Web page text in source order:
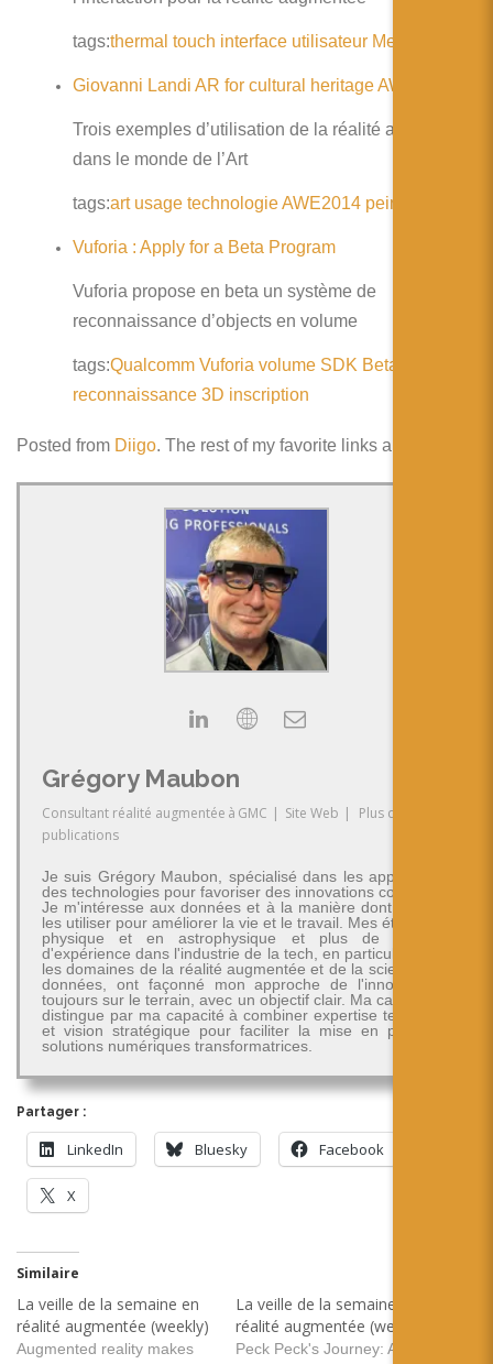
日本語
tags:thermal touch interface utilisateur Metaio
Giovanni Landi AR for cultural heritage AWE2014
Trois exemples d’utilisation de la réalité augmentée
dans le monde de l’Art
tags:art usage technologieAWE2014 peinture
Vuforia : Apply for a Beta Program
Vuforia propose en beta un système de
reconnaissance d’objects en volume
tags:Qualcomm Vuforia volume SDK Beta
reconnaissance 3D inscription
Posted from Diigo. The rest of my favorite links are
Grégory Maubon
Consultant réalité augmentée à GMC | Site Web |
Plus de
publications
Je suis Grégory Maubon, spécialisé dans les applications
des technologies pour favoriser des innovations concrètes.
Je m'intéresse aux données et à la manière dont on peut
les utiliser pour améliorer la vie et le travail. Mes études en
physique et en astrophysique et plus de 30 ans
d'expérience dans l'industrie de la tech, en particulier dans
les domaines de la réalité augmentée et de la science des
données, ont façonné mon approche de l'innovation -
toujours sur le terrain, avec un objectif clair. Ma carrière se
distingue par ma capacité à combiner expertise technique
et vision stratégique pour faciliter la mise en place de
solutions numériques transformatrices.
Partager :
LinkedIn Bluesky Facebook
X
Similaire
La veille de la semaine en
réalité augmentée (weekly)
Augmented reality makes
La veille de la semaine en
réalité augmentée (weekly)
Peck Peck's Journey: A